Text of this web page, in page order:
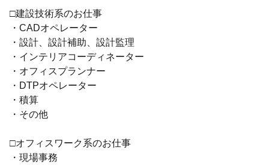
□建設技術系のお仕事
・CADオペレーター
・設計、設計補助、設計監理
・インテリアコーディネーター
・オフィスプランナー
・DTPオペレーター
・積算
・その他
□オフィスワーク系のお仕事
・現場事務